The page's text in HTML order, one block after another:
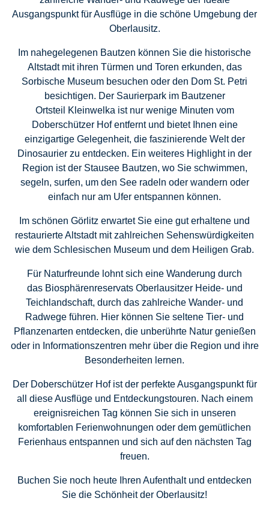
Ausgangspunkt für Ausflüge in die schöne Umgebung der
Oberlausitz.
Im nahegelegenen Bautzen können Sie die historische
Altstadt mit ihren Türmen und Toren erkunden, das
Sorbische Museum besuchen oder den Dom St. Petri
besichtigen. Der Saurierpark im Bautzener
Ortsteil Kleinwelka ist nur wenige Minuten vom
Doberschützer Hof entfernt und bietet Ihnen eine
einzigartige Gelegenheit, die faszinierende Welt der
Dinosaurier zu entdecken. Ein weiteres Highlight in der
Region ist der Stausee Bautzen, wo Sie schwimmen,
segeln, surfen, um den See radeln oder wandern oder
einfach nur am Ufer entspannen können.
Im schönen Görlitz erwartet Sie eine gut erhaltene und
restaurierte Altstadt mit zahlreichen Sehenswürdigkeiten
wie dem Schlesischen Museum und dem Heiligen Grab.
Für Naturfreunde lohnt sich eine Wanderung durch
das Biosphärenreservats Oberlausitzer Heide- und
Teichlandschaft, durch das zahlreiche Wander- und
Radwege führen. Hier können Sie seltene Tier- und
Pflanzenarten entdecken, die unberührte Natur genießen
oder in Informationszentren mehr über die Region und ihre
Besonderheiten lernen.
Der Doberschützer Hof ist der perfekte Ausgangspunktfür
all diese Ausflüge und Entdeckungstouren. Nach einem
ereignisreichen Tag können Sie sich in unseren
komfortablen Ferienwohnungen oder dem gemütlichen
Ferienhaus entspannen und sich auf den nächsten Tag
freuen.
Buchen Sie noch heute Ihren Aufenthalt und entdecken
Sie die Schönheit der Oberlausitz!